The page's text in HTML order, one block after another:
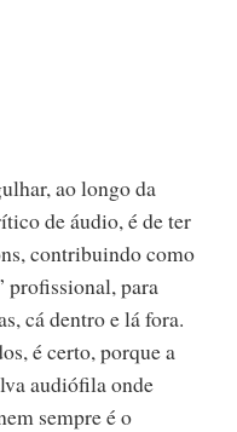
ao longo da
de áudio, é de ter
contribuindo como
profissional, para
cá dentro e lá fora.
é certo, porque a
audiófila onde
sempre é o